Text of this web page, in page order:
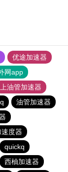
优途加速器
网app
上油管加速器
油管加速器
度器
quickq
西柚加速器